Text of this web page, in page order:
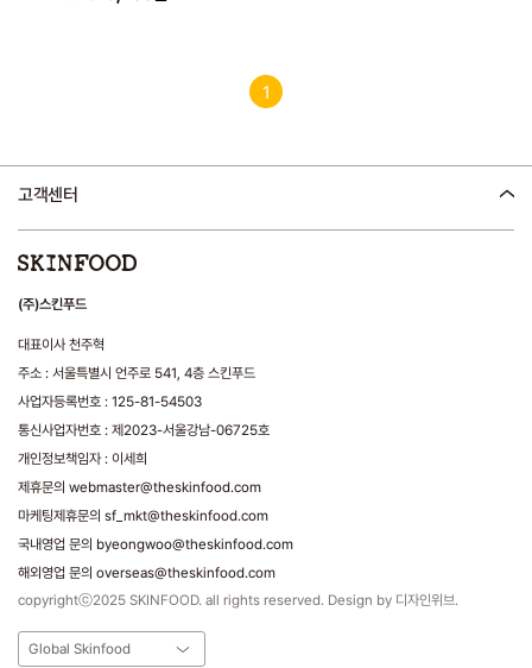
1
고객센터
(주)스킨푸드
대표이사 천주혁
주소 : 서울특별시 언주로 541, 4층 스킨푸드
사업자등록번호 : 125-81-54503
통신사업자번호 : 제2023-서울강남-06725호
개인정보책임자 : 이세희
제휴문의 webmaster@theskinfood.com
마케팅제휴문의 sf_mkt@theskinfood.com
국내영업 문의 byeongwoo@theskinfood.com
해외영업 문의 overseas@theskinfood.com
copyrightⓒ2025 SKINFOOD. all rights reserved. Design by 디자인위브.
Global Skinfood